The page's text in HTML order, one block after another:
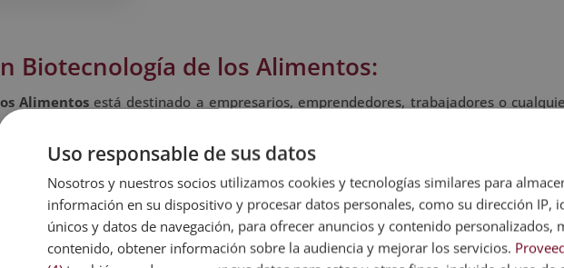
Biotecnología de los Alimentos:
Alimentosestá destinado a empresarios, emprendedores, trabajadores o
en el ámbito de la biotecnología de los alimentos.
te enviaremos un correo electrónico con las claves de acceso a nuestro Campus
de estudio.
Uso responsable de sus datos
Nosotros y nuestros socios utilizamos cookies y tecnologías similares para
información en su dispositivo y procesar datos personales, como su dirección IP,
únicos y datos de navegación, para ofrecer anuncios y contenido personalizados,
contenido, obtener información sobre la audiencia y mejorar los servicios.